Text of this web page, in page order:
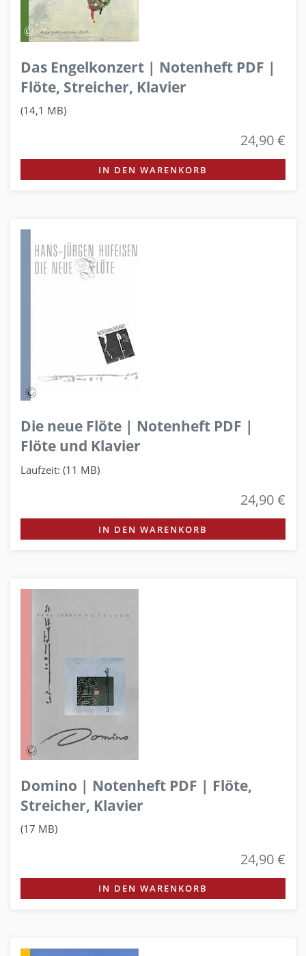
Das Engelkonzert | Notenheft PDF |
Flöte, Streicher, Klavier
(14,1 MB)
24,90 €
IN DEN WARENKORB
Die neue Flöte | Notenheft PDF |
Flöte und Klavier
Laufzeit: (11 MB)
24,90 €
IN DEN WARENKORB
Domino | Notenheft PDF | Flöte,
Streicher, Klavier
(17 MB)
24,90 €
IN DEN WARENKORB